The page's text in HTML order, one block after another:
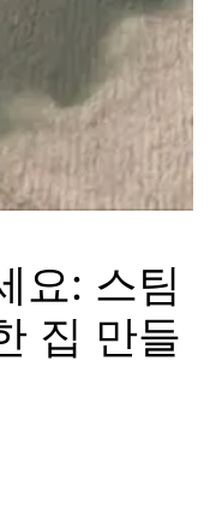
요: 스팀
집 만들